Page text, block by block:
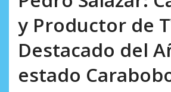
y Productor de
Destacado del
estado